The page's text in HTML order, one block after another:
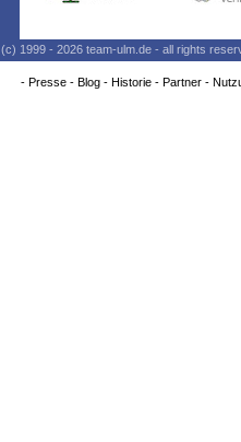
(c) 1999 - 2026 team-ulm.de - all rights
- Presse- Blog- Historie- Partner-